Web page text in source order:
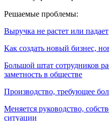
Решаемые проблемы:
Выручка не растет или падает
Как создать новый бизнес,
Большой штат сотрудников
заметность в обществе
Производство, требующее
Меняется руководство,
ситуации